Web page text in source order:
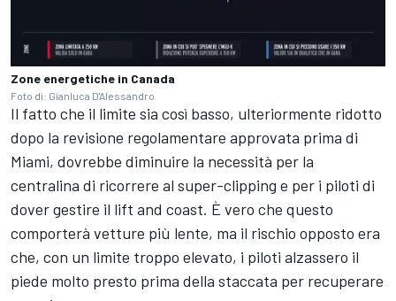
Zone energetiche in Canada
Foto di: Gianluca D'Alessandro
Il fatto che il limite sia così basso, ulteriormente ridotto
dopo la revisione regolamentare approvata prima di
Miami, dovrebbe diminuire la necessità per la
centralina di ricorrere al super-clipping e per i piloti di
dover gestire il lift and coast. È vero che questo
comporterà vetture più lente, ma il rischio opposto era
che, con un limite troppo elevato, i piloti alzassero il
piede molto presto prima della staccata per recuperare